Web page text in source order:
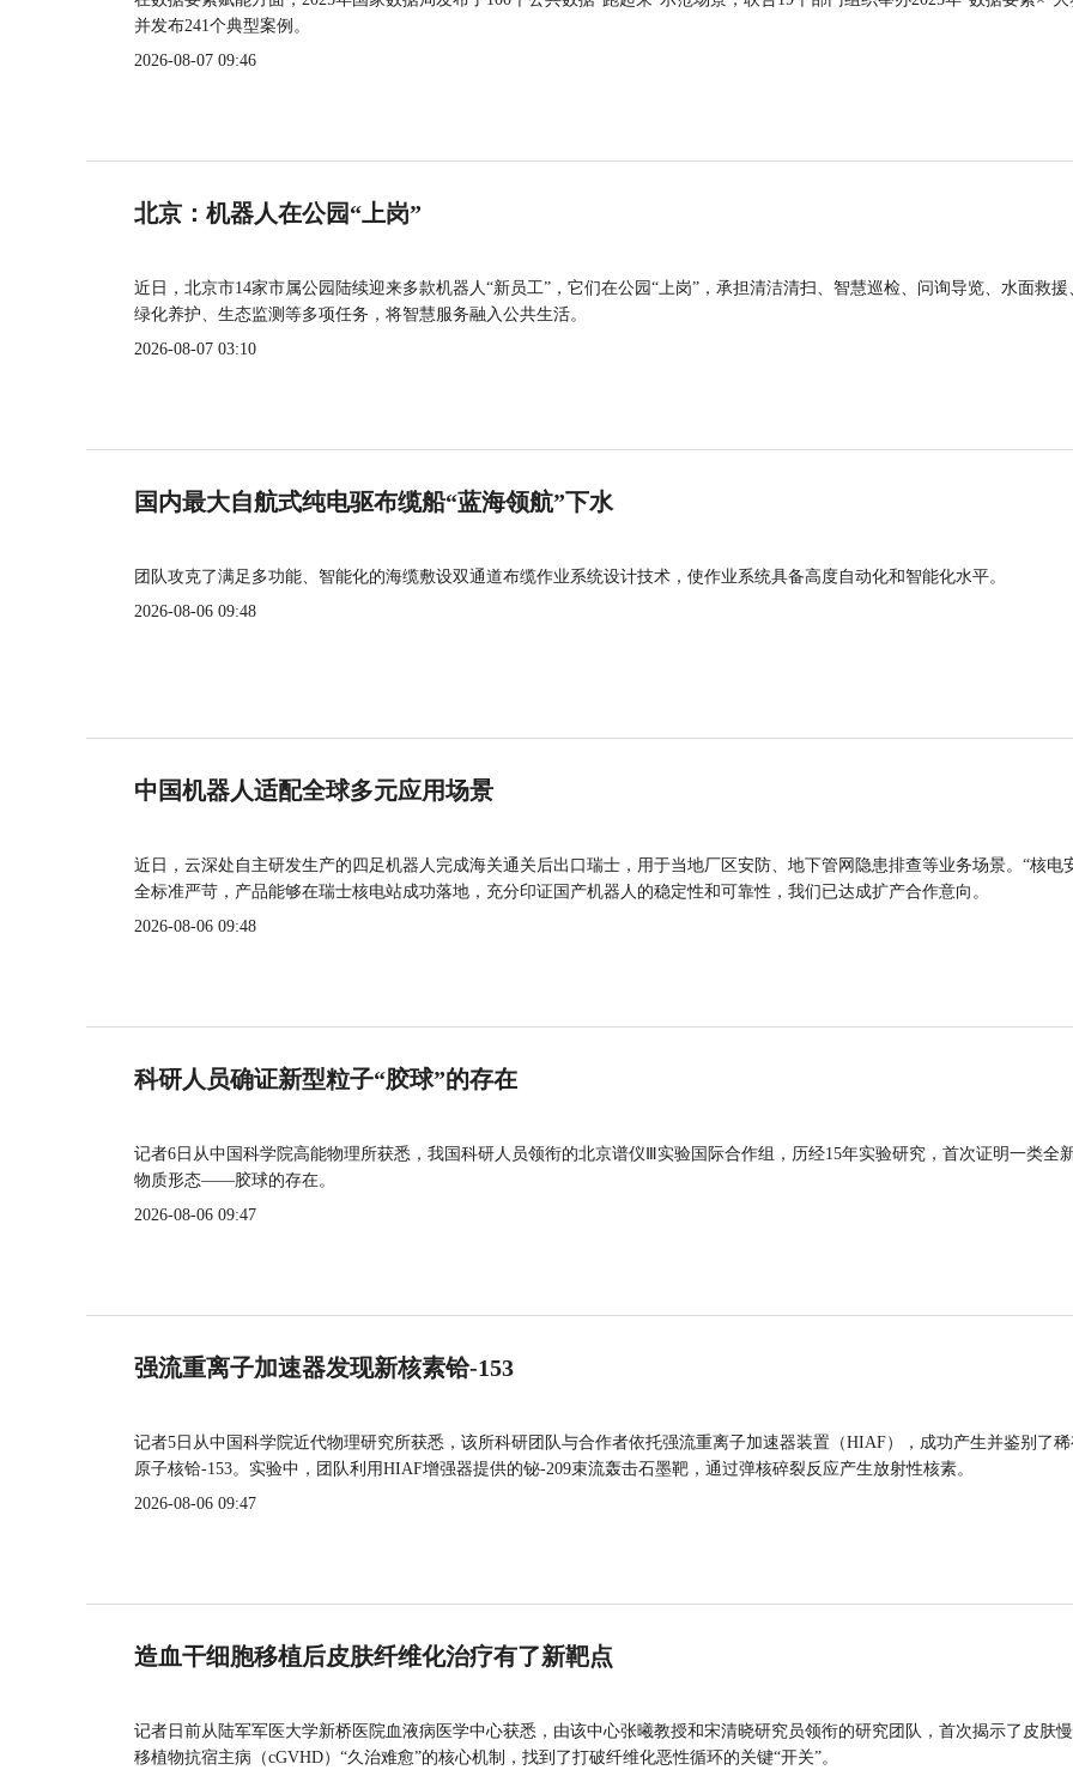
并发布241个典型案例。
2026-08-07 09:46
北京：机器人在公园“上岗”
近日，北京市14家市属公园陆续迎来多款机器人“新员工”，它们在公园“上岗”，承担清洁清扫、智慧巡检、问询导览、水面救援
绿化养护、生态监测等多项任务，将智慧服务融入公共生活。
2026-08-07 03:10
国内最大自航式纯电驱布缆船“蓝海领航”下水
团队攻克了满足多功能、智能化的海缆敷设双通道布缆作业系统设计技术，使作业系统具备高度自动化和智能化水平。
2026-08-06 09:48
中国机器人适配全球多元应用场景
近日，云深处自主研发生产的四足机器人完成海关通关后出口瑞士，用于当地厂区安防、地下管网隐患排查等业务场景。“核电
全标准严苛，产品能够在瑞士核电站成功落地，充分印证国产机器人的稳定性和可靠性，我们已达成扩产合作意向。
2026-08-06 09:48
科研人员确证新型粒子“胶球”的存在
记者6日从中国科学院高能物理所获悉，我国科研人员领衔的北京谱仪Ⅲ实验国际合作组，历经15年实验研究，首次证明一类全
物质形态——胶球的存在。
2026-08-06 09:47
强流重离子加速器发现新核素铪-153
记者5日从中国科学院近代物理研究所获悉，该所科研团队与合作者依托强流重离子加速器装置（HIAF），成功产生并鉴别了
原子核铪-153。实验中，团队利用HIAF增强器提供的铋-209束流轰击石墨靶，通过弹核碎裂反应产生放射性核素。
2026-08-06 09:47
造血干细胞移植后皮肤纤维化治疗有了新靶点
记者日前从陆军军医大学新桥医院血液病医学中心获悉，由该中心张曦教授和宋清晓研究员领衔的研究团队，首次揭示了皮肤
移植物抗宿主病（cGVHD）“久治难愈”的核心机制，找到了打破纤维化恶性循环的关键“开关”。